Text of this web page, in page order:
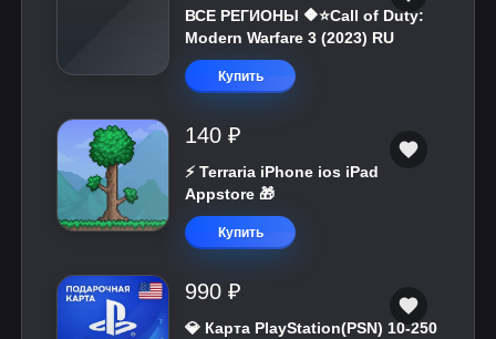
ВСЕ РЕГИОНЫ 🔶⭐Call of Duty:
Modern Warfare 3 (2023) RU
Купить
140 ₽
⚡️ Terraria iPhone ios iPad
Appstore 🎁
Купить
990 ₽
💎 Карта PlayStation(PSN) 10-250